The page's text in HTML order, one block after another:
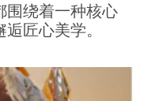
围绕着一种核心
匠心美学。